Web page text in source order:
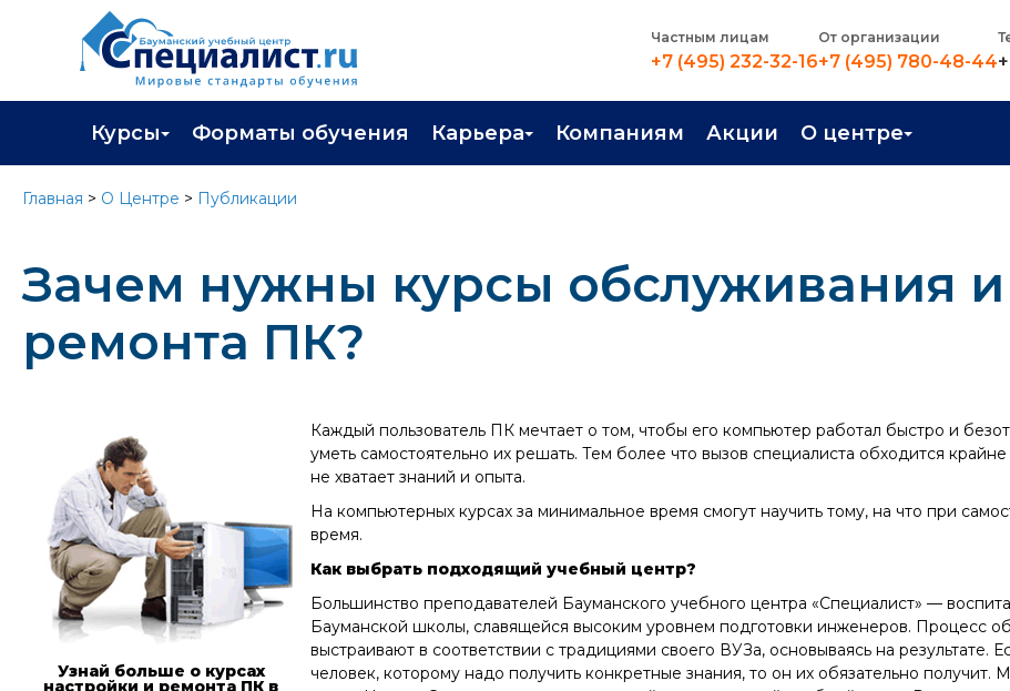
Частным лицам
+7 (495) 232-32-16
От организации
+7 (495) 780-48-44
Курсы
Каталог курсов
Профессиональная переподготовка
Программа лояльности
Форматы обучения Карьера
Трудоустройство
Компаниям Акции О центре
О центре
Главная > О Центре > Публикации
Зачем нужны курсы обслуживания и
ремонта ПК?
Узнай больше о курсах
настройки и ремонта ПК в
Каждый пользователь ПК мечтает о том, чтобы его компьютер работал быстро и
уметь самостоятельно их решать. Тем более что вызов специалиста обходится
не хватает знаний и опыта.
На компьютерных курсах за минимальное время смогут научить тому, на что при
время.
Как выбрать подходящий учебный центр?
Большинство преподавателей Бауманского учебного центра «Специалист» —
Бауманской школы, славящейся высоким уровнем подготовки инженеров. Процесс
выстраивают в соответствии с традициями своего ВУЗа, основываясь на результате.
человек, которому надо получить конкретные знания, то он их обязательно получит.